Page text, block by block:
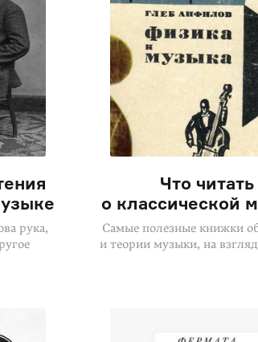
рука,
Что читать
о классической
Самые полезные книжки
и теории музыки, на